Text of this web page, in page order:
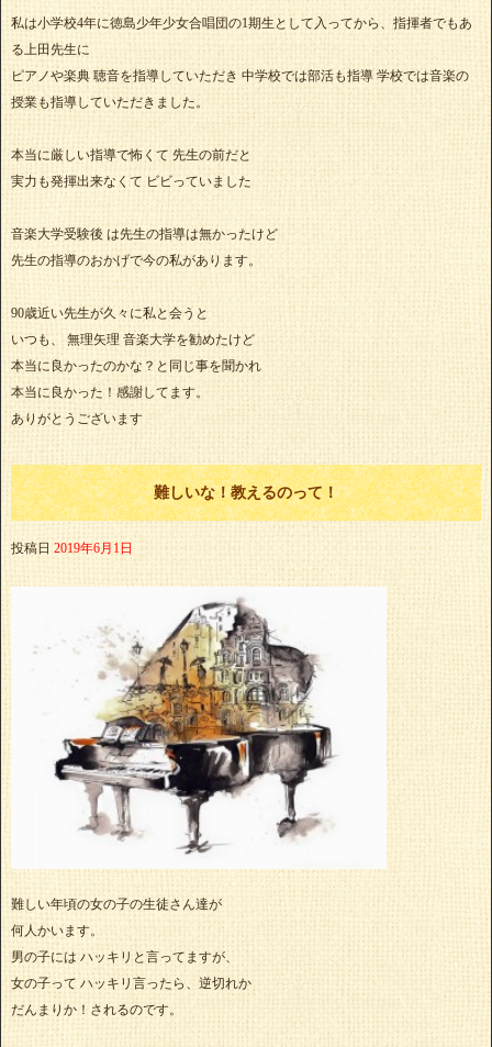
私は小学校4年に徳島少年少女合唱団の1期生として入ってから、指揮者でもあ
る上田先生に
ピアノや楽典 聴音を指導していただき 中学校では部活も指導 学校では音楽の
授業も指導していただきました。
本当に厳しい指導で怖くて 先生の前だと
実力も発揮出来なくて ビビっていました
音楽大学受験後 は先生の指導は無かったけど
先生の指導のおかげで今の私があります。
90歳近い先生が久々に私と会うと
いつも、 無理矢理 音楽大学を勧めたけど
本当に良かったのかな？と同じ事を聞かれ
本当に良かった！感謝してます。
ありがとうございます
難しいな！教えるのって！
投稿日 2019年6月1日
難しい年頃の女の子の生徒さん達が
何人かいます。
男の子には ハッキリと言ってますが、
女の子って ハッキリ言ったら、逆切れか
だんまりか！されるのです。